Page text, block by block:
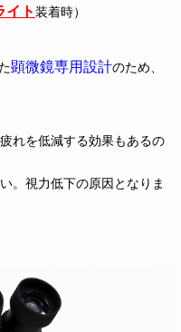
イト装着時）
顕微鏡専用設計のため、
れを低減する効果もあるの
。視力低下の原因となりま